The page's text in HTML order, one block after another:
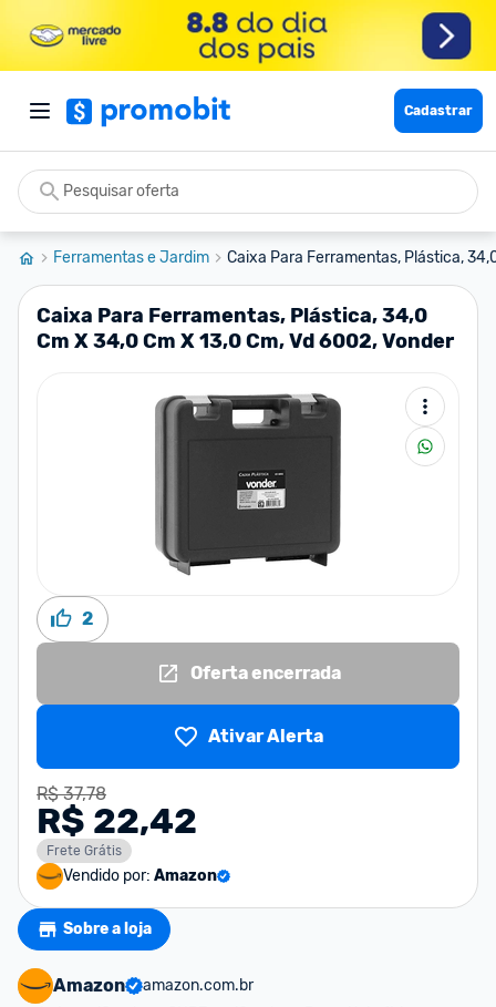
Cadastrar
Ferramentas e Jardim Caixa Para Ferramentas, Plástica,
Caixa Para Ferramentas, Plástica, 34,0
Cm X 34,0 Cm X 13,0 Cm, Vd 6002, Vonder
2
Oferta encerrada
Ativar Alerta
R$ 37,78
R$ 22,42
Frete Grátis
Vendido por: Amazon
Sobre a loja
Amazon
amazon.com.br